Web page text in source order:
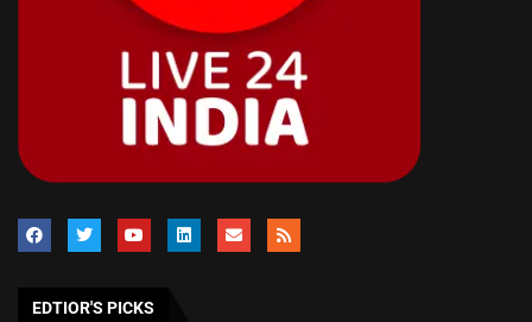
EDTIOR'S PICKS